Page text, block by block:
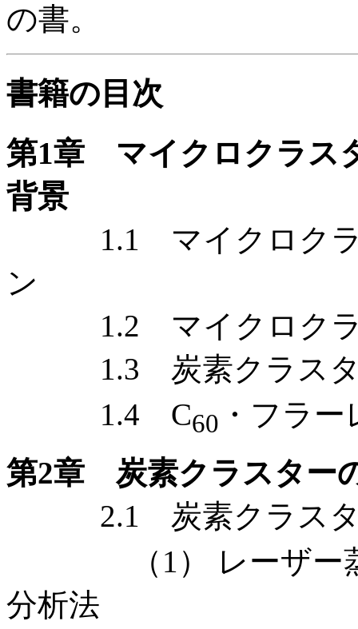
の書。
書籍の目次
第1章 マイクロクラス
背景
1.1 マイクロクラス
ン
1.2 マイクロクラ
1.3 炭素クラスタ
1.4 C60 ・フラ
第2章 炭素クラスター
2.1 炭素クラスタ
（1） レーザー蒸
分析法